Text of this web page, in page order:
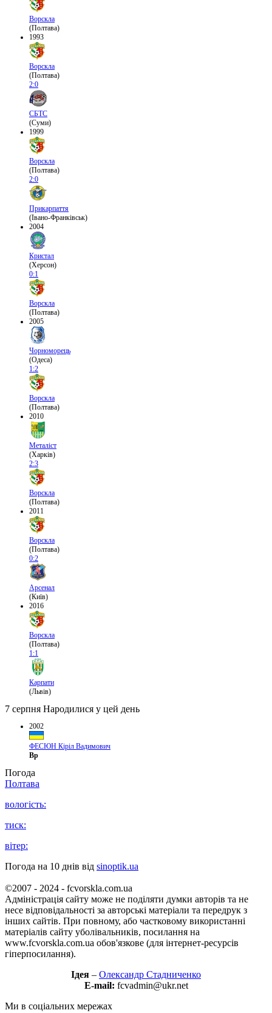
Ворскла
(Полтава)
1993
Ворскла
(Полтава)
2:0
СБТС
(Суми)
1999
Ворскла
(Полтава)
2:0
Прикарпаття
(Івано-Франківськ)
2004
Кристал
(Херсон)
0:1
Ворскла
(Полтава)
2005
Чорноморець
(Одеса)
1:2
Ворскла
(Полтава)
2010
Металіст
(Харків)
2:3
Ворскла
(Полтава)
2011
Ворскла
(Полтава)
0:2
Арсенал
(Київ)
2016
Ворскла
(Полтава)
1:1
Карпати
(Львів)
7 серпня Народилися у цей день
2002
ФЕСЮН Кіріл Вадимович
Вр
Погода
Полтава
вологість:
тиск:
вітер:
Погода на 10 днів від sinoptik.ua
©2007 - 2024 - fcvorskla.com.ua
Адміністрація сайту може не поділяти думки авторів та не
несе відповідальності за авторські матеріали та передрук з
інших сайтів. При повному, або частковому використанні
матеріалів сайту уболівальників, посилання на
www.fcvorskla.com.ua обов'язкове (для інтернет-ресурсів
гіперпосилання).
Ідея – Олександр Стадниченко
E-mail: fcvadmin@ukr.net
Ми в соціальних мережах